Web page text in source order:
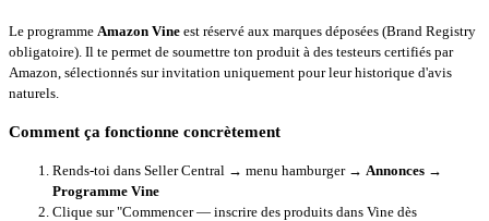
Le programme Amazon Vine est réservé aux marques déposées (Brand Registry
obligatoire). Il te permet de soumettre ton produit à des testeurs certifiés par
Amazon, sélectionnés sur invitation uniquement pour leur historique d'avis
naturels.
Comment ça fonctionne concrètement
Rends-toi dans Seller Central → menu hamburger → Annonces →
Programme Vine
Clique sur "Commencer — inscrire des produits dans Vine dès